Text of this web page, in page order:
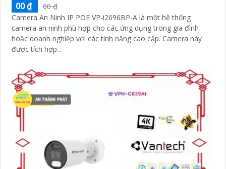
00 ₫
00 ₫
Camera An Ninh IP POE VP-i2696BP-A là một hệ thống
camera an ninh phù hợp cho các ứng dụng trong gia đình
hoặc doanh nghiệp với các tính năng cao cấp. Camera này
được tích hợp...